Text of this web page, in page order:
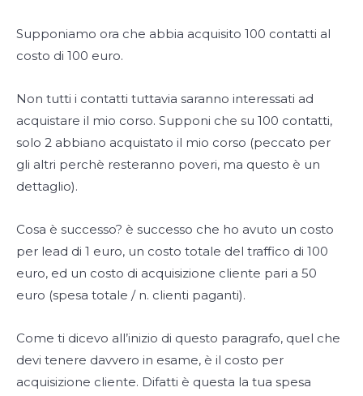
Supponiamo ora che abbia acquisito 100 contatti al
costo di 100 euro.
Non tutti i contatti tuttavia saranno interessati ad
acquistare il mio corso. Supponi che su 100 contatti,
solo 2 abbiano acquistato il mio corso (peccato per
gli altri perchè resteranno poveri, ma questo è un
dettaglio).
Cosa è successo? è successo che ho avuto un costo
per lead di 1 euro, un costo totale del traffico di 100
euro, ed un costo di acquisizione cliente pari a 50
euro (spesa totale / n. clienti paganti).
Come ti dicevo all’inizio di questo paragrafo, quel che
devi tenere davvero in esame, è il costo per
acquisizione cliente. Difatti è questa la tua spesa